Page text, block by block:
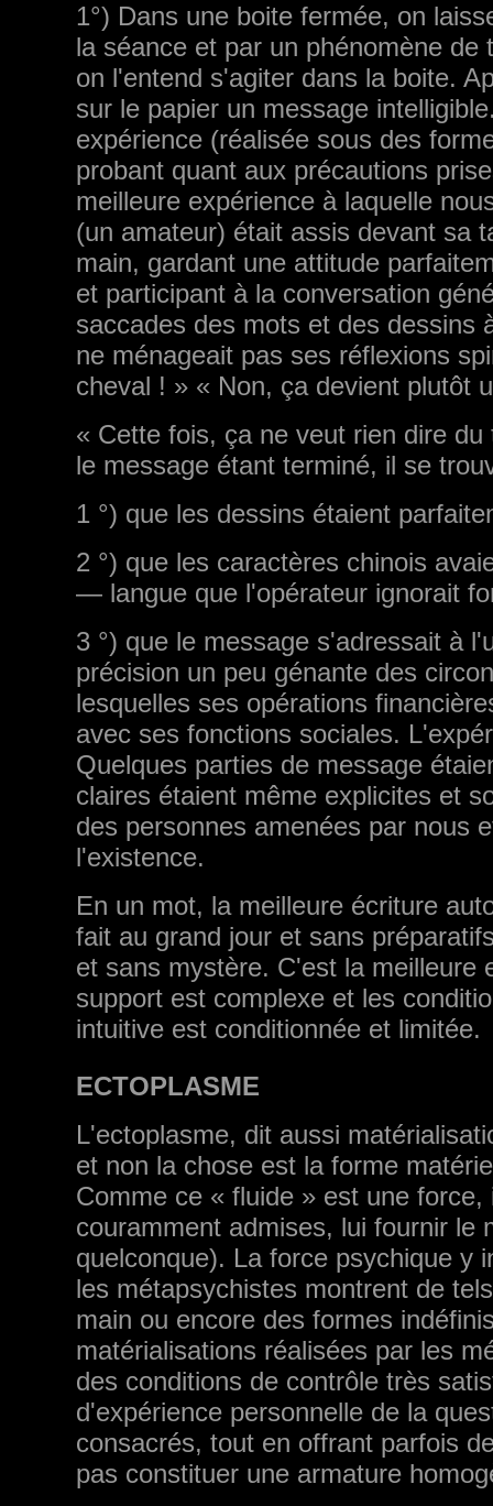
1°) Dans une boite fermée, on
la séance et par un phénomène
on l'entend s'agiter dans la boite.
sur le papier un message
expérience (réalisée sous des
probant quant aux précautions
meilleure expérience à laquelle
(un amateur) était assis devant sa
main, gardant une attitude
et participant à la conversation
saccades des mots et des dessins
ne ménageait pas ses réflexions
cheval ! » « Non, ça devient plutôt
« Cette fois, ça ne veut rien dire
le message étant terminé, il se
1 °) que les dessins étaient
2 °) que les caractères chinois
— langue que l'opérateur ignorait
3 °) que le message s'adressait à
précision un peu génante des
lesquelles ses opérations
avec ses fonctions sociales.
Quelques parties de message
claires étaient même explicites et
des personnes amenées par nous
l'existence.
En un mot, la meilleure écriture
fait au grand jour et sans
et sans mystère. C'est la meilleure
support est complexe et les
intuitive est conditionnée et limitée.
ECTOPLASME
L'ectoplasme, dit aussi
et non la chose est la forme
Comme ce « fluide » est une
couramment admises, lui fournir le
quelconque). La force psychique y
les métapsychistes montrent de
main ou encore des formes
matérialisations réalisées par les
des conditions de con­trôle très
d'expérience person­nelle de la
consacrés, tout en offrant parfois
pas constituer une armature